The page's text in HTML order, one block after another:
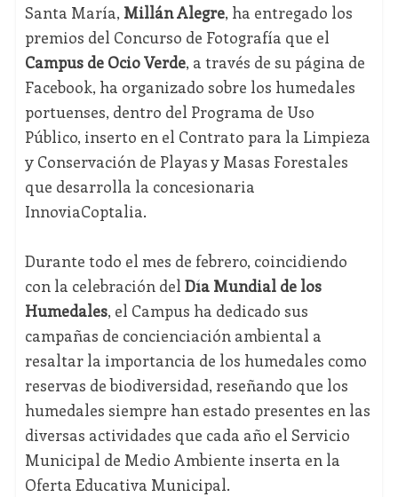
Santa María, Millán Alegre, ha entregado los
premios del Concurso de Fotografía que el
Campus de Ocio Verde, a través de su página de
Facebook, ha organizado sobre los humedales
portuenses, dentro del Programa de Uso
Público, inserto en el Contrato para la Limpieza
y Conservación de Playas y Masas Forestales
que desarrolla la concesionaria
InnoviaCoptalia.
Durante todo el mes de febrero, coincidiendo
con la celebración del Día Mundial de los
Humedales, el Campus ha dedicado sus
campañas de concienciación ambiental a
resaltar la importancia de los humedales como
reservas de biodiversidad, reseñando que los
humedales siempre han estado presentes en las
diversas actividades que cada año el Servicio
Municipal de Medio Ambiente inserta en la
Oferta Educativa Municipal.